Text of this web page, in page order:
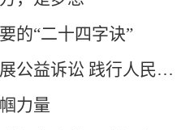
时评
的“二十四字诀”
两会新华时评：拓展公益诉讼 践行人民至上
力量